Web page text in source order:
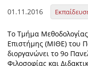
01.11.2016
Το Τμήμα
Επιστήμης (ΜΙΘΕ) του
διοργανώνει το 9ο
Φιλοσοφίας και